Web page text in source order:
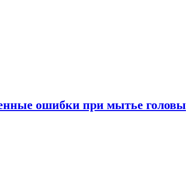
ошибки при мытье головы